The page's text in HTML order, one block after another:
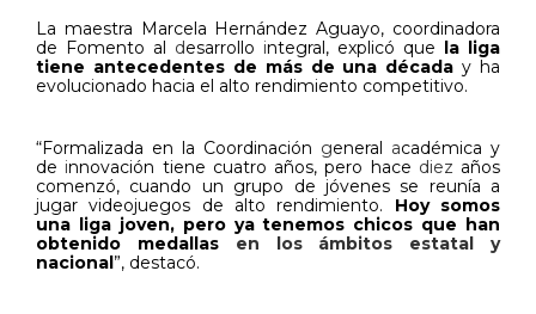
La maestra Marcela Hernández Aguayo, coordinadora
de Fomento al desarrollo integral, explicó que la liga
tiene antecedentes de más de una década y ha
evolucionado hacia el alto rendimiento competitivo.
“Formalizada en la Coordinación general académica y
de innovación tiene cuatro años, pero hace diez años
comenzó, cuando un grupo de jóvenes se reunía a
jugar videojuegos de alto rendimiento. Hoy somos
una liga joven, pero ya tenemos chicos que han
obtenido medallas en los ámbitos estatal y
nacional”, destacó.